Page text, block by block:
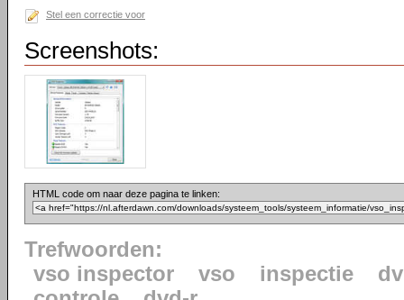
Stel een correctie voor
Screenshots:
HTML code om naar deze pagina te linken:
Trefwoorden:
vso inspector
vso inspectie